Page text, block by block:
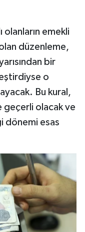
emekli
düzenleme,
bir
o
Bu kural,
geçerli olacak ve
dönemi esas